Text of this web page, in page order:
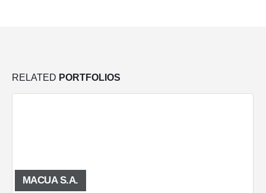
RELATED PORTFOLIOS
MACUA S.A.